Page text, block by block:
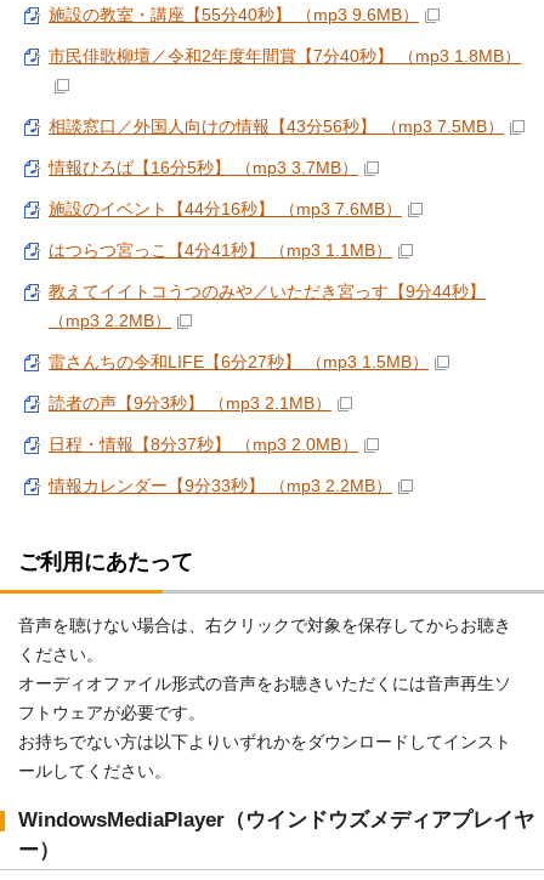
施設の教室・講座【55分40秒】 （mp3 9.6MB）
市民俳歌柳壇／令和2年度年間賞【7分40秒】 （mp3 1.8MB）
相談窓口／外国人向けの情報【43分56秒】 （mp3 7.5MB）
情報ひろば【16分5秒】 （mp3 3.7MB）
施設のイベント【44分16秒】 （mp3 7.6MB）
はつらつ宮っこ【4分41秒】 （mp3 1.1MB）
教えてイイトコうつのみや／いただき宮っす【9分44秒】
（mp3 2.2MB）
雷さんちの令和LIFE【6分27秒】 （mp3 1.5MB）
読者の声【9分3秒】 （mp3 2.1MB）
日程・情報【8分37秒】 （mp3 2.0MB）
情報カレンダー【9分33秒】 （mp3 2.2MB）
ご利用にあたって
音声を聴けない場合は、右クリックで対象を保存してからお聴き
ください。
オーディオファイル形式の音声をお聴きいただくには音声再生ソ
フトウェアが必要です。
お持ちでない方は以下よりいずれかをダウンロードしてインスト
ールしてください。
WindowsMediaPlayer（ウインドウズメディアプレイヤ
ー）